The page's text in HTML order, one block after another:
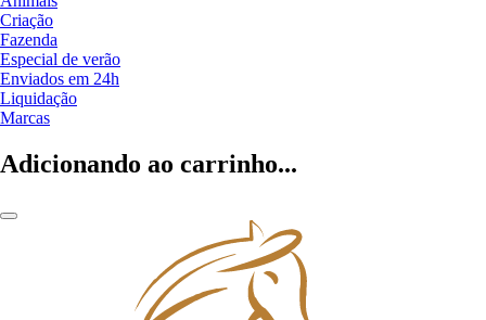
Criação
Fazenda
Especial de verão
Enviados em 24h
Liquidação
Marcas
Adicionando ao carrinho...